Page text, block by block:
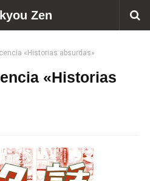
Zen
«Historias absurdas»
«Historias